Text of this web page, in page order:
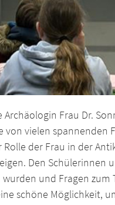
Frau Dr.
von vielen
der Frau in der
Den Schülerinnen
und Fragen zum
schöne Möglichkeit,